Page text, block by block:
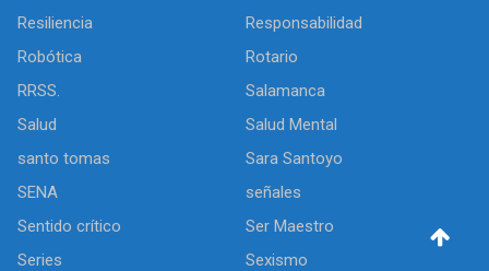
Resiliencia
Responsabilidad
Robótica
Rotario
RRSS.
Salamanca
Salud
Salud Mental
santo tomas
Sara Santoyo
SENA
señales
Sentido crítico
Ser Maestro
Series
Sexismo